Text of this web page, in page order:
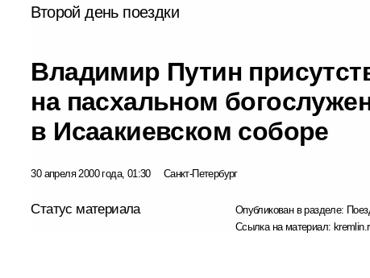
Второй день поездки
Владимир Путин
на пасхальном
в Исаакиевском соборе
30 апреля 2000 года, 01:30 Санкт-Петербург
Статус материала Опубликован в разделе:
Ссылка на материал: